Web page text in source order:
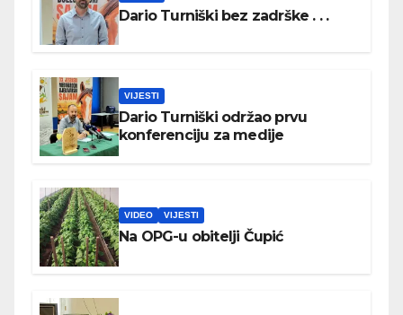
Dario Turniški bez zadrške . . .
VIJESTI
Dario Turniški održao prvu
konferenciju za medije
VIDEO VIJESTI
Na OPG-u obitelji Čupić